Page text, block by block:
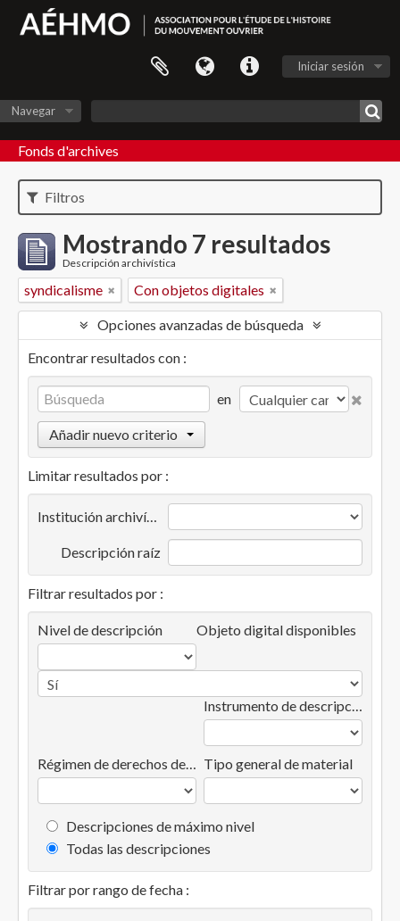
Iniciar sesión
Navegar
Fonds d'archives
Filtros
Mostrando 7 resultados
Descripción archivística
syndicalisme Con objetos digitales
Opciones avanzadas de búsqueda
Encontrar resultados con :
en
Añadir nuevo criterio
Limitar resultados por :
Institución archivística
Descripción raíz
Filtrar resultados por :
Nivel de descripción Objeto digital disponibles
Instrumento de descripción
Régimen de derechos de autor Tipo general de material
Descripciones de máximo nivel
Todas las descripciones
Filtrar por rango de fecha :